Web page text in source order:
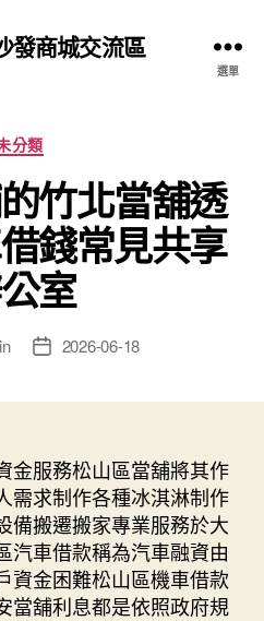
發商城交流區
選單
分
類
分類
竹北當舖透
錢常見共享
室
文
期
2026-06-18
金服務松山區當舖將其作
需求制作各種冰淇淋制作
備搬遷搬家專業服務於大
汽車借款稱為汽車融資由
資金困難松山區機車借款
當舖利息都是依照政府規